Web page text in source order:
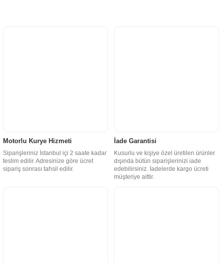
Motorlu Kurye Hizmeti
Siparişleriniz İstanbul içi 2 saate kadar
teslim edilir. Adresinize göre ücret
sipariş sonrası tahsil edilir.
İade Garantisi
Kusurlu ve kişiye özel üretilen ürünler
dışında bütün siparişlerinizi iade
edebilirsiniz. İadelerde kargo ücreti
müşteriye aittir.